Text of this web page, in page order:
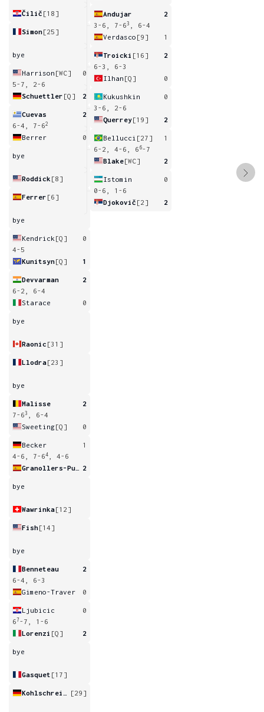
Čilič [18]
Simon[25]
bye
Harrison [WC]
0
5-7, 2-6
Schuettler [Q] 2
Cuevas
2
6-4, 7-62
Berrer 0
bye
Roddick [8]
Ferrer [6]
bye
Kendrick [Q]
0
4-5
Kunitsyn[Q] 1
Devvarman
2
6-2, 6-4
Starace
0
bye
Raonic [31]
Llodra[23]
bye
Malisse
2
7-63
, 6-4
Sweeting[Q] 0
Becker
1
4-6, 7-64
, 4-6
2
bye
Wawrinka[12]
Fish[14]
bye
Benneteau
2
6-4, 6-3
Gimeno-Traver
0
Ljubicic
0
67-7, 1-6
Lorenzi [Q] 2
bye
Gasquet [17]
[29]
Andujar
2
3-6, 7-63
, 6-4
Verdasco [9] 1
Troicki [16]
2
6-3, 6-3
Ilhan [Q] 0
Kukushkin
0
3-6, 2-6
Querrey[19] 2
Bellucci [27]
1
6-2, 4-6, 6 6-7
Blake[WC] 2
Istomin
0
0-6, 1-6
Djokovič [2] 2